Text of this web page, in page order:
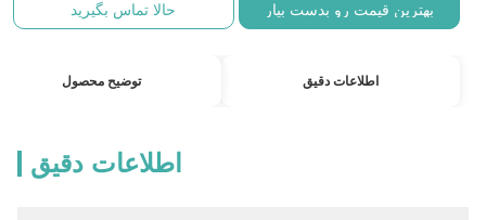
بهترین قیمت رو بدست بیار حالا تماس بگیرید
اطلاعات دقیق توضیح محصول
اطلاعات دقیق